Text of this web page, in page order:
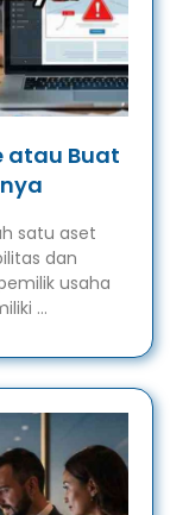
atau Buat
satu aset
dan
usaha
…